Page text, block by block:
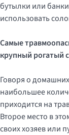
бутылки или
использовать
Самые
крупный рогатый
Говоря о
наибольшее
приходится на
Второе место в
своих хозяев или